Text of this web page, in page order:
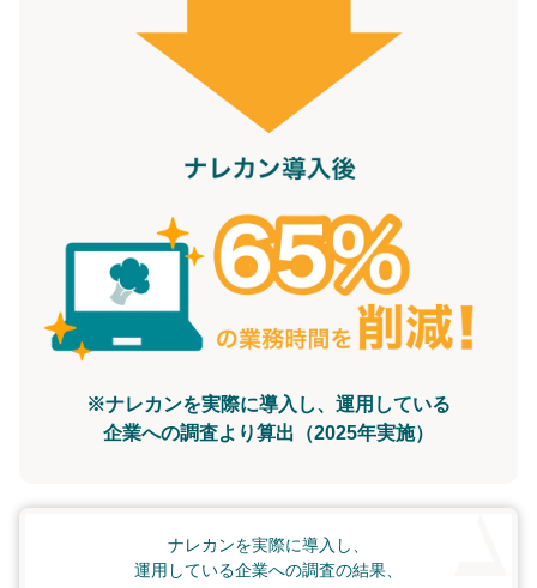
※ナレカンを実際に導入し、運用している
企業への調査より算出（2025年実施）
ナレカンを実際に導入し、
運用している企業への調査の結果、